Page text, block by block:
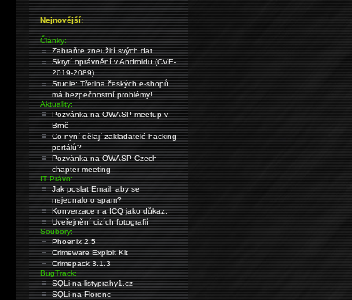
Nejnovější:
Články:
Zabraňte zneužití svých dat
Skrytí oprávnění v Androidu (CVE-
2019-2089)
Studie: Třetina českých e-shopů
má bezpečnostní problémy!
Aktuality:
Pozvánka na OWASP meetup v
Brně
Co nyní dělají zakladatelé hacking
portálů?
Pozvánka na OWASP Czech
chapter meeting
IT Právo:
Jak poslat Email, aby se
nejednalo o spam?
Konverzace na ICQ jako důkaz.
Uveřejnění cizích fotografií
Soubory:
Phoenix 2.5
Crimeware Exploit Kit
Crimepack 3.1.3
BugTrack:
SQLi na listyprahy1.cz
SQLi na Florenc